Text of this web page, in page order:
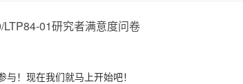
01研究者满意度问卷
与！现在我们就马上开始吧！